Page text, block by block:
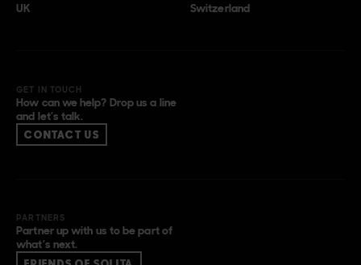
UK Switzerland
GET IN TOUCH
How can we help? Drop us a line
and let’s talk.
CONTACT US
PARTNERS
Partner up with us to be part of
what’s next.